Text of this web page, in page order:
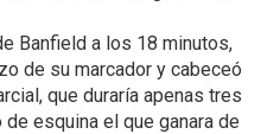
Banfield a los 18 minutos,
de su marcador y cabeceó
que duraría apenas tres
esquina el que ganara de